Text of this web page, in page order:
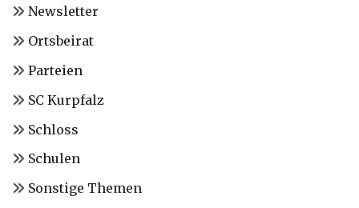
Newsletter
Ortsbeirat
Parteien
SC Kurpfalz
Schloss
Schulen
Sonstige Themen